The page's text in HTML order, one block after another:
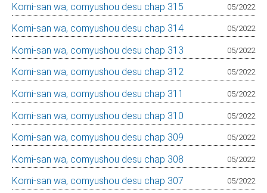
Komi-san wa, comyushou desu chap 315 05/2022
Komi-san wa, comyushou desu chap 314 05/2022
Komi-san wa, comyushou desu chap 313 05/2022
Komi-san wa, comyushou desu chap 312 05/2022
Komi-san wa, comyushou desu chap 311 05/2022
Komi-san wa, comyushou desu chap 310 05/2022
Komi-san wa, comyushou desu chap 309 05/2022
Komi-san wa, comyushou desu chap 308 05/2022
Komi-san wa, comyushou desu chap 307 05/2022